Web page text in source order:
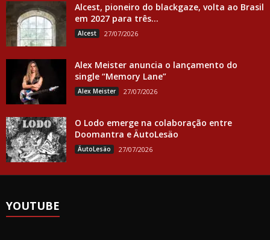
Alcest, pioneiro do blackgaze, volta ao Brasil
em 2027 para três...
Alcest 27/07/2026
Alex Meister anuncia o lançamento do
single “Memory Lane”
Alex Meister 27/07/2026
O Lodo emerge na colaboração entre
Doomantra e ÄutoLesäo
ÄutoLesäo 27/07/2026
YOUTUBE